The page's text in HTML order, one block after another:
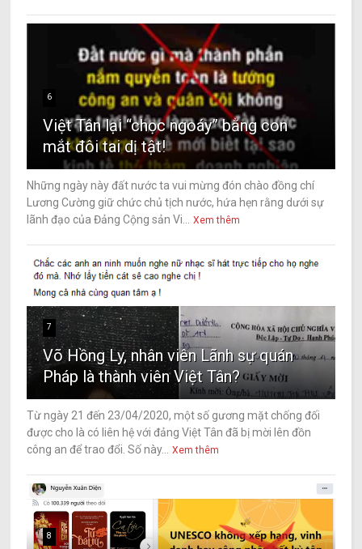
6
Việt Tân lại “chọc ngoáy” bằng con
mắt đôi tai dị tật!
Những ngày này đất nước ta vui mừng đón chào đồng chí
Lương Cường giữ chức chủ tịch nước, hứa hẹn rằng dưới sự
lãnh đạo của Đảng Cộng sản Vi...
Xem thêm
7
Võ Hồng Ly, nhân viên Lãnh sự quán
Pháp là thành viên Việt Tân?
Từ ngày 21 đến 23/04/2020, một số gương mặt chống đối
được cho là có liên hệ với đảng Việt Tân đã bị mời lên đồn
công an để trao đổi. Số này...
Xem thêm
8